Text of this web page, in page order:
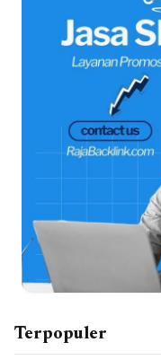
Terpopuler